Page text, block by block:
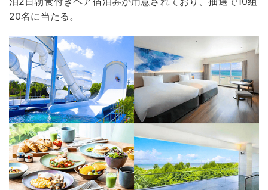
20名に当たる。